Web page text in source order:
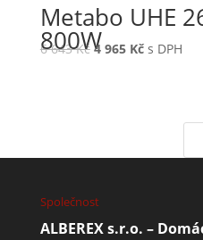
Metabo UHE
800W
6 643Kč 4 965 Kč s DPH
Společnost
ALBEREX s.r.o. –